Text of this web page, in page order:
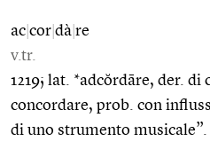
ac cor dà re
v.tr.
1219; lat. *adcŏrdāre, der. di
concordare, prob. con
di uno strumento musicale”.